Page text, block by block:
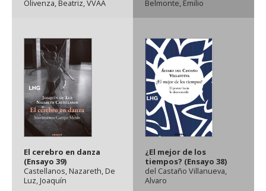
Olivenza, Beatriz,VVAA
Belmonte, Emilio
El cerebro en danza
(Ensayo 39)
Castellanos, Nazareth, De
Luz, Joaquín
¿El mejor de los
tiempos? (Ensayo 38)
del Castaño Villanueva,
Alvaro